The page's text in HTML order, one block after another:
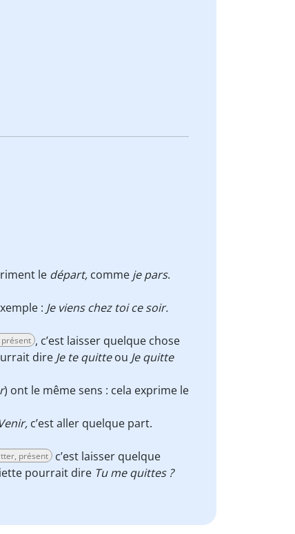
le départ, comme je pars.
: Je viens chez toi ce soir.
, c’est laisser quelque chose
dire Je te quitteou Je quitte
) ont le même sens : cela exprime le
Venir, c’est aller quelque part.
présent
c’est laisser quelque
pourrait dire Tu me quittes ?